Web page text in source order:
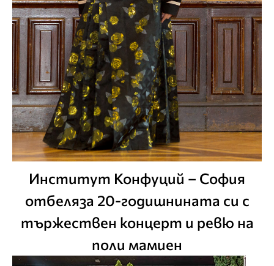
Институт Конфуций – София
отбеляза 20-годишнината си с
тържествен концерт и ревю на
поли мамиен